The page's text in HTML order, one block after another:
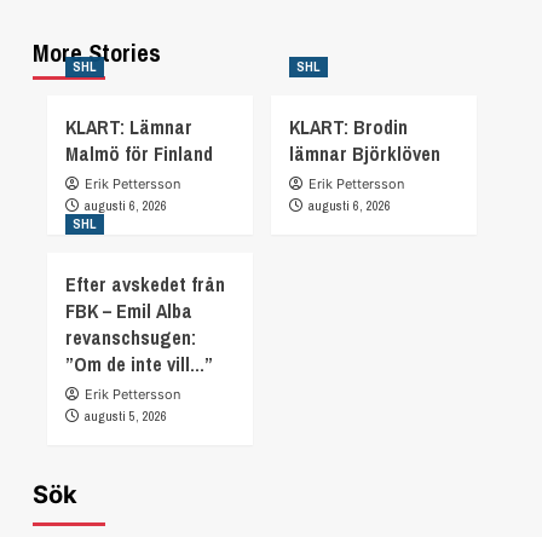
More Stories
SHL
KLART: Lämnar
Malmö för Finland
Erik Pettersson
augusti 6, 2026
SHL
KLART: Brodin
lämnar Björklöven
Erik Pettersson
augusti 6, 2026
SHL
Efter avskedet från
FBK – Emil Alba
revanschsugen:
”Om de inte vill…”
Erik Pettersson
augusti 5, 2026
Sök